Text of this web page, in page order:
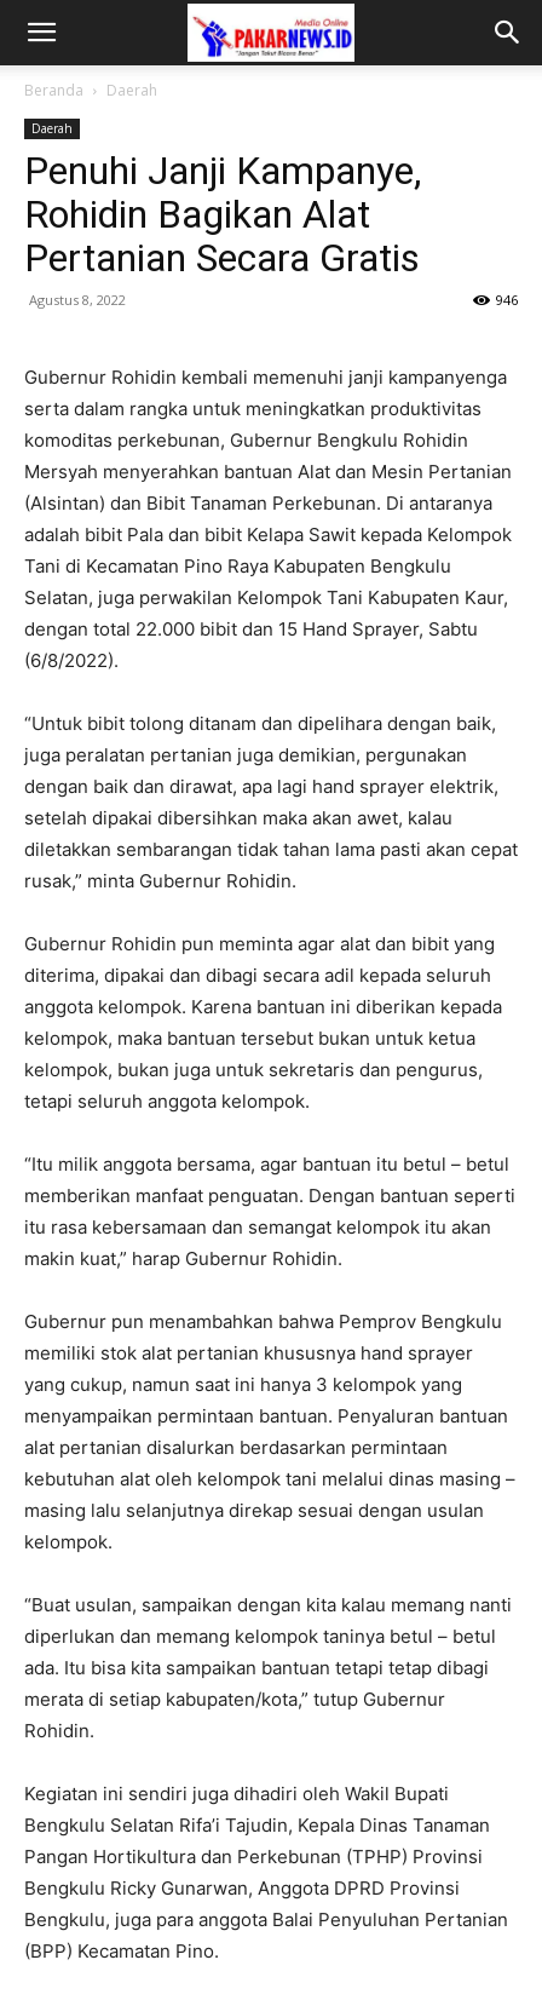
Beranda Daerah
Daerah
Penuhi Janji Kampanye,
Rohidin Bagikan Alat
Pertanian Secara Gratis
Agustus 8, 2022 946
Gubernur Rohidin kembali memenuhi janji kampanyenga
serta dalam rangka untuk meningkatkan produktivitas
komoditas perkebunan, Gubernur Bengkulu Rohidin
Mersyah menyerahkan bantuan Alat dan Mesin Pertanian
(Alsintan) dan Bibit Tanaman Perkebunan. Di antaranya
adalah bibit Pala dan bibit Kelapa Sawit kepada Kelompok
Tani di Kecamatan Pino Raya Kabupaten Bengkulu
Selatan, juga perwakilan Kelompok Tani Kabupaten Kaur,
dengan total 22.000 bibit dan 15 Hand Sprayer, Sabtu
(6/8/2022).
“Untuk bibit tolong ditanam dan dipelihara dengan baik,
juga peralatan pertanian juga demikian, pergunakan
dengan baik dan dirawat, apa lagi hand sprayer elektrik,
setelah dipakai dibersihkan maka akan awet, kalau
diletakkan sembarangan tidak tahan lama pasti akan cepat
rusak,” minta Gubernur Rohidin.
Gubernur Rohidin pun meminta agar alat dan bibit yang
diterima, dipakai dan dibagi secara adil kepada seluruh
anggota kelompok. Karena bantuan ini diberikan kepada
kelompok, maka bantuan tersebut bukan untuk ketua
kelompok, bukan juga untuk sekretaris dan pengurus,
tetapi seluruh anggota kelompok.
“Itu milik anggota bersama, agar bantuan itu betul – betul
memberikan manfaat penguatan. Dengan bantuan seperti
itu rasa kebersamaan dan semangat kelompok itu akan
makin kuat,” harap Gubernur Rohidin.
Gubernur pun menambahkan bahwa Pemprov Bengkulu
memiliki stok alat pertanian khususnya hand sprayer
yang cukup, namun saat ini hanya 3 kelompok yang
menyampaikan permintaan bantuan. Penyaluran bantuan
alat pertanian disalurkan berdasarkan permintaan
kebutuhan alat oleh kelompok tani melalui dinas masing –
masing lalu selanjutnya direkap sesuai dengan usulan
kelompok.
“Buat usulan, sampaikan dengan kita kalau memang nanti
diperlukan dan memang kelompok taninya betul – betul
ada. Itu bisa kita sampaikan bantuan tetapi tetap dibagi
merata di setiap kabupaten/kota,” tutup Gubernur
Rohidin.
Kegiatan ini sendiri juga dihadiri oleh Wakil Bupati
Bengkulu Selatan Rifa’i Tajudin, Kepala Dinas Tanaman
Pangan Hortikultura dan Perkebunan (TPHP) Provinsi
Bengkulu Ricky Gunarwan, Anggota DPRD Provinsi
Bengkulu, juga para anggota Balai Penyuluhan Pertanian
(BPP) Kecamatan Pino.